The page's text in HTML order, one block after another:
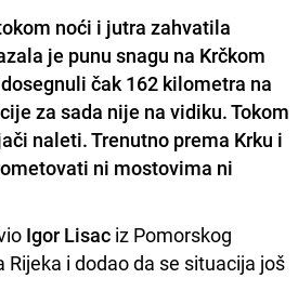
noći i jutra zahvatila
je punu snagu na Krčkom
čak 162 kilometra na
za sada nije na vidiku. Tokom
naleti. Trenutno prema Krku i
ni mostovima ni
Igor Lisac iz Pomorskog
i dodao da se situacija još